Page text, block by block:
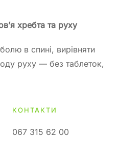
хребта та руху
в спині, вирівняти
руху — без таблеток,
КОНТАКТИ
067 315 62 00